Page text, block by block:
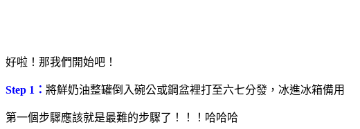
好啦！那我們開始吧！
Step 1： 將鮮奶油整罐倒入碗公或鋼盆裡打至六七分發，冰進冰箱備用
第一個步驟應該就是最難的步驟了！！！哈哈哈